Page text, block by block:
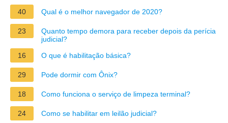
40 Qual é o melhor navegador de 2020?
23
Quanto tempo demora para receber depois da perícia
judicial?
16
O que é habilitação básica?
29 Pode dormir com Ônix?
18 Como funciona o serviço de limpeza terminal?
24 Como se habilitar em leilão judicial?